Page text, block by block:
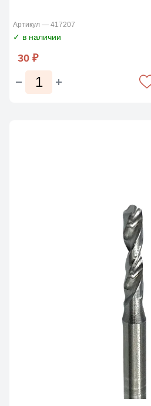
Артикул — 417207
✓ в наличии
30 ₽